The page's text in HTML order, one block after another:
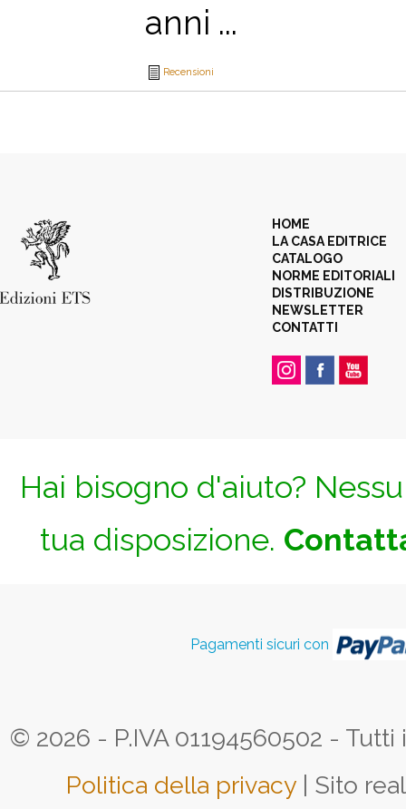
anni ...
Recensioni
HOME
LA CASA EDITRICE
CATALOGO
NORME EDITORIALI
DISTRIBUZIONE
NEWSLETTER
CONTATTI
Hai bisogno d'aiuto?
tua disposizione.
Pagamenti sicuri con
© 2026 - P.IVA 01194560502 -
Politica della privacy | Sito